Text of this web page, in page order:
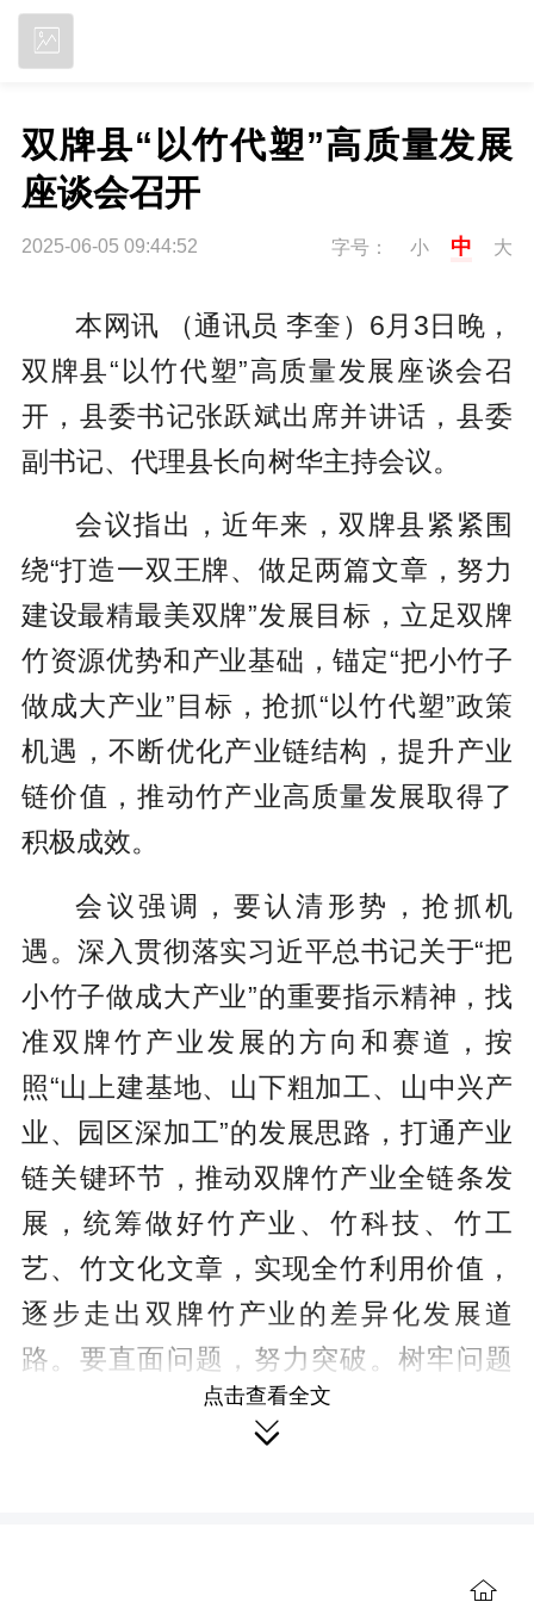
双牌县“以竹代塑”高质量发展
座谈会召开
2025-06-05 09:44:52 字号： 小 中 大
本网讯 （通讯员 李奎）6月3日晚，
双牌县“以竹代塑”高质量发展座谈会召
开，县委书记张跃斌出席并讲话，县委
副书记、代理县长向树华主持会议。
会议指出，近年来，双牌县紧紧围
绕“打造一双王牌、做足两篇文章，努力
建设最精最美双牌”发展目标，立足双牌
竹资源优势和产业基础，锚定“把小竹子
做成大产业”目标，抢抓“以竹代塑”政策
机遇，不断优化产业链结构，提升产业
链价值，推动竹产业高质量发展取得了
积极成效。
会议强调，要认清形势，抢抓机
遇。深入贯彻落实习近平总书记关于“把
小竹子做成大产业”的重要指示精神，找
准双牌竹产业发展的方向和赛道，按
照“山上建基地、山下粗加工、山中兴产
业、园区深加工”的发展思路，打通产业
链关键环节，推动双牌竹产业全链条发
展，统筹做好竹产业、竹科技、竹工
艺、竹文化文章，实现全竹利用价值，
逐步走出双牌竹产业的差异化发展道
路。要直面问题，努力突破。树牢问题
导向，坚持创新理念，加强技术、人
才、营销投入，着力破解“以竹代塑”“以
含量的产品和技术，提升“以竹代塑”产品
点击查看全文
